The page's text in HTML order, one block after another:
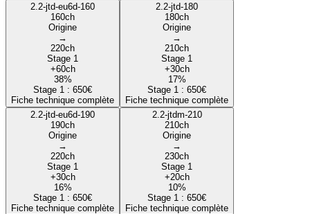
2.2-jtd-eu6d-160
160ch
Origine
→
220ch
Stage 1
+60ch
38%
Stage 1 : 650€
Fiche technique complète
2.2-jtd-180
180ch
Origine
→
210ch
Stage 1
+30ch
17%
Stage 1 : 650€
Fiche technique complète
2.2-jtd-eu6d-190
190ch
Origine
→
220ch
Stage 1
+30ch
16%
Stage 1 : 650€
Fiche technique complète
2.2-jtdm-210
210ch
Origine
→
230ch
Stage 1
+20ch
10%
Stage 1 : 650€
Fiche technique complète